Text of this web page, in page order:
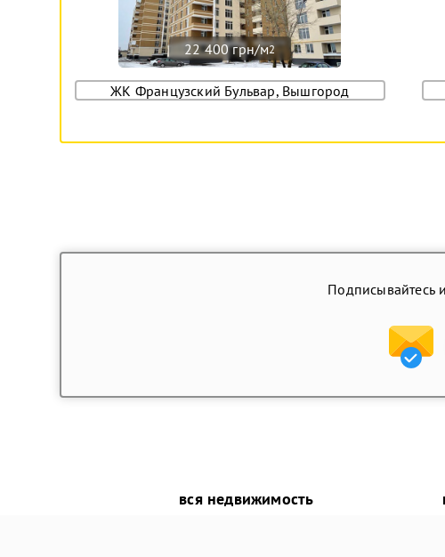
22 400 грн/м2
ЖК Французский Бульвар, Вышгород
Подписывайтесь
вся недвижимость